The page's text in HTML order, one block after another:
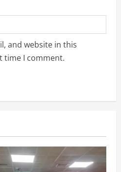
and website in this
time I comment.